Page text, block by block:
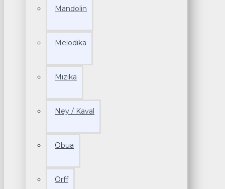
Mandolin
Melodika
Mızıka
Ney / Kaval
Obua
Orff